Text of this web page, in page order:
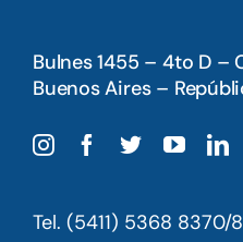
Bulnes 1455 – 4to D –
Buenos Aires –
Tel. (5411) 5368 8370/